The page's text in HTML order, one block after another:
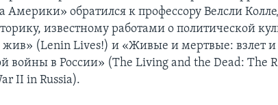
Америки» обратился к профессору Велсли
известному работами о политической
(Lenin Lives!) и «Живые и мертвые: взлет и
войны в России» (The Living and the Dead: The
II in Russia).